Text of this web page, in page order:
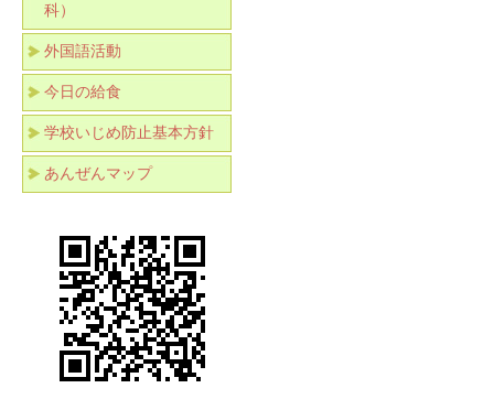
科）
外国語活動
今日の給食
学校いじめ防止基本方針
あんぜんマップ